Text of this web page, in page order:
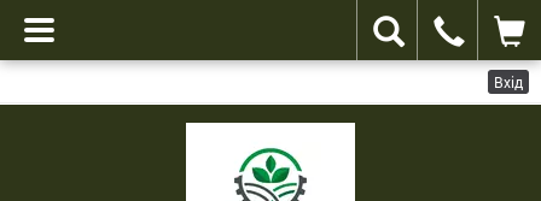
Вхід